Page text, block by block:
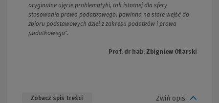
oryginalne ujęcie problematyki, tak istotnej dla sfery
stosowania prawa podatkowego, powinna na stałe wejść do
zbioru podstawowych dzieł z zakresu podatków i prawa
podatkowego".
Prof. dr hab. Zbigniew Ofiarski
Zobacz spis treści Zwiń opis